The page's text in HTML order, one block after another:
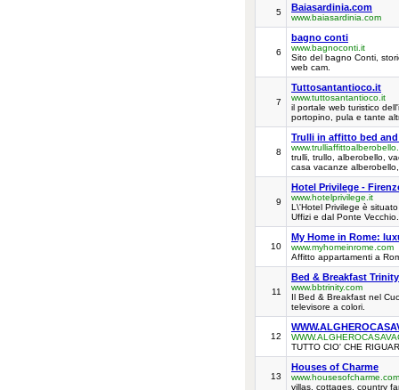
5 Baiasardinia.com
www.baiasardinia.com
6
bagno conti
www.bagnoconti.it
Sito del bagno Conti,
web cam.
7
Tuttosantantioco.it
www.tuttosantantioco.it
il portale web turistico
portopino, pula e tante
8
Trulli in affitto bed
trulli, trullo, alberobello,
casa vacanze
9
Hotel Privilege -
www.hotelprivilege.it
L\'Hotel Privilege è
Uffizi e dal Ponte
10
My Home in Rome:
www.myhomeinrome.com
Affitto appartamenti a
11
Bed & Breakfast
www.bbtrinity.com
Il Bed & Breakfast nel
televisore a colori.
12
TUTTO CIO' CHE
13
Houses of Charme
www.housesofcharme.com
villas, cottages, country